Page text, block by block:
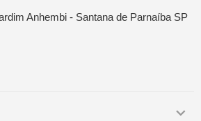
Anhembi - Santana de Parnaíba SP